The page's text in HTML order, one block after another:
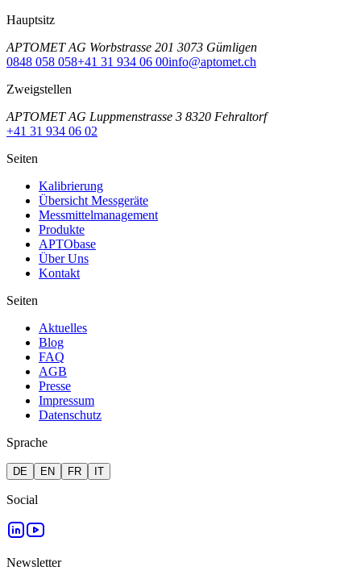
Hauptsitz
APTOMET AG Worbstrasse 201 3073 Gümligen
0848 058 058+41 31 934 06 00info@aptomet.ch
Zweigstellen
APTOMET AG Luppmenstrasse 3 8320 Fehraltorf
+41 31 934 06 02
Seiten
Kalibrierung
Übersicht Messgeräte
Messmittelmanagement
Produkte
APTObase
Über Uns
Kontakt
Seiten
Aktuelles
Blog
FAQ
AGB
Presse
Impressum
Datenschutz
Sprache
DE EN FR IT
Social
Newsletter